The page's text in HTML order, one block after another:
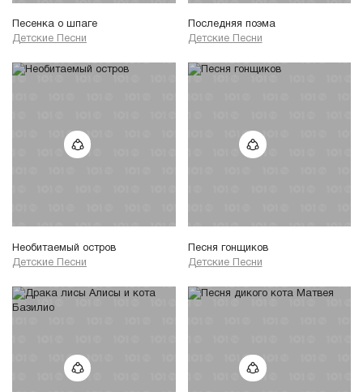
Песенка о шпаге
Детские Песни
Последняя поэма
Детские Песни
Необитаемый остров
Детские Песни
Песня гонщиков
Детские Песни